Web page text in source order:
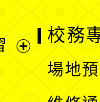
校務
場地